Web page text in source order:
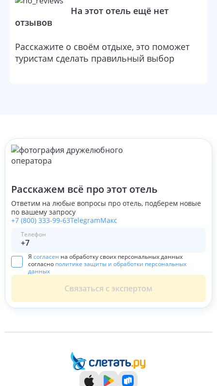
На этот отель ещё нет
отзывов
Расскажите о своём отдыхе, это поможет
туристам сделать правильный выбор
Расскажем всё про этот отель
Ответим на любые вопросы про отель, подберем новые
по вашему запросу
+7 (800) 333-99-63TelegramМакс
Телефон
Я согласен на обработку своих персональных данных
согласно политике защиты и обработки персональных
данных
Связаться с экспертом